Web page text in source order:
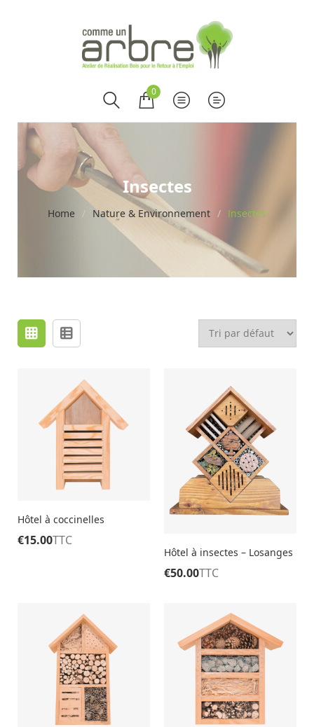
0
Insectes
Home / Nature & Environnement / Insectes
Hôtel à coccinelles
€15.00TTC
Hôtel à insectes – Losanges
€50.00TTC